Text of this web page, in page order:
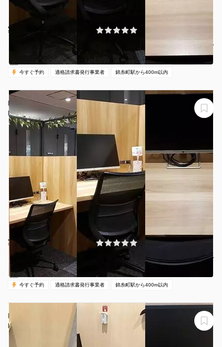
¥1645 〜 ¥1984
錦糸町駅 徒歩3分 東京都墨田区江東橋3-9-10
30分〜
営業時間：08:00-20:00（全日）
今すぐ予約 適格請求書発行事業者 錦糸町駅から400m以内
H1T錦糸町 BOX03(1名)
H1T錦糸町 BOX 03
¥1645 〜 ¥1984
(0件)
錦糸町駅 徒歩3分東京都墨田区江東橋3-9-10
30分〜
営業時間：08:00-20:00（全日）
今すぐ予約 適格請求書発行事業者 錦糸町駅から400m以内
H1T両国 BOX 02(1名)
H1T両国 BOX 02